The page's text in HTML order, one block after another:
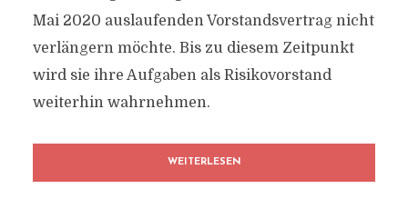
Mai 2020 auslaufenden Vorstandsvertrag nicht
verlängern möchte. Bis zu diesem Zeitpunkt
wird sie ihre Aufgaben als Risikovorstand
weiterhin wahrnehmen.
WEITERLESEN